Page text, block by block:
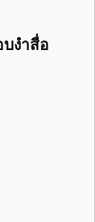
งำสื่อ